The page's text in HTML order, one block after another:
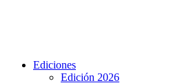
Ediciones
Edición 2026